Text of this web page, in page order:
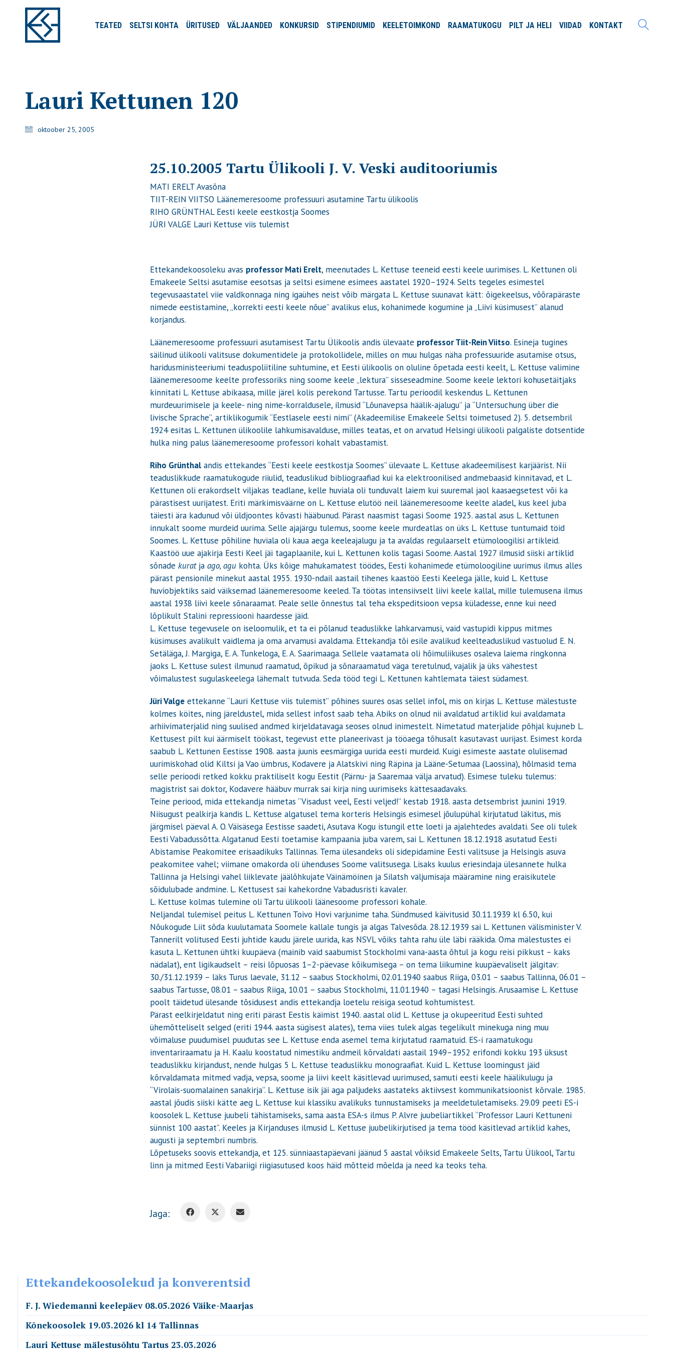
TEATED SELTSI KOHTA ÜRITUSED VÄLJAANDED KONKURSID STIPENDIUMID KEELETOIMKOND RAAMATUKOGU PILT JA HELI VIIDAD KONTAKT
Lauri Kettunen 120
oktoober 25, 2005
25.10.2005 Tartu Ülikooli J. V. Veski auditooriumis
MATI ERELT Avasõna
TIIT-REIN VIITSO Läänemeresoome professuuri asutamine Tartu ülikoolis
RIHO GRÜNTHAL Eesti keele eestkostja Soomes
JÜRI VALGE Lauri Kettuse viis tulemist
Ettekandekoosoleku avas professor Mati Erelt, meenutades L. Kettuse teeneid eesti keele uurimises. L. Kettunen oli
Emakeele Seltsi asutamise eesotsas ja seltsi esimene esimees aastatel 1920–1924. Selts tegeles esimestel
tegevusaastatel viie valdkonnaga ning igaühes neist võib märgata L. Kettuse suunavat kätt: õigekeelsus, võõrapäraste
nimede eestistamine, „korrekti eesti keele nõue” avalikus elus, kohanimede kogumine ja „Liivi küsimusest” alanud
korjandus.
Läänemeresoome professuuri asutamisest Tartu Ülikoolis andis ülevaate professor Tiit-Rein Viitso. Esineja tugines
säilinud ülikooli valitsuse dokumentidele ja protokollidele, milles on muu hulgas näha professuuride asutamise otsus,
haridusministeeriumi teaduspoliitiline suhtumine, et Eesti ülikoolis on oluline õpetada eesti keelt, L. Kettuse valimine
läänemeresoome keelte professoriks ning soome keele „lektura” sisseseadmine. Soome keele lektori kohusetäitjaks
kinnitati L. Kettuse abikaasa, mille järel kolis perekond Tartusse. Tartu perioodil keskendus L. Kettunen
murdeuurimisele ja keele- ning nime-korraldusele, ilmusid “Lõunavepsa häälik-ajalugu” ja “Untersuchung über die
livische Sprache”, artiklikogumik “Eestlasele eesti nimi” (Akadeemilise Emakeele Seltsi toimetused 2). 5. detsembril
1924 esitas L. Kettunen ülikoolile lahkumisavalduse, milles teatas, et on arvatud Helsingi ülikooli palgaliste dotsentide
hulka ning palus läänemeresoome professori kohalt vabastamist.
Riho Grünthalandis ettekandes “Eesti keele eestkostja Soomes” ülevaate L. Kettuse akadeemilisest karjäärist. Nii
teaduslikkude raamatukogude riiulid, teaduslikud bibliograafiad kui ka elektroonilised andmebaasid kinnitavad, et L.
Kettunen oli erakordselt viljakas teadlane, kelle huviala oli tunduvalt laiem kui suuremal jaol kaasaegsetest või ka
pärastisest uurijatest. Eriti märkimisväärne on L. Kettuse elutöö neil läänemeresoome keelte aladel, kus keel juba
täiesti ära kadunud või üldjoontes kõvasti hääbunud. Pärast naasmist tagasi Soome 1925. aastal asus L. Kettunen
innukalt soome murdeid uurima. Selle ajajärgu tulemus, soome keele murdeatlas on üks L. Kettuse tuntumaid töid
Soomes. L. Kettuse põhiline huviala oli kaua aega keeleajalugu ja ta avaldas regulaarselt etümoloogilisi artikleid.
Kaastöö uue ajakirja Eesti Keel jäi tagaplaanile, kui L. Kettunen kolis tagasi Soome. Aastal 1927 ilmusid siiski artiklid
sõnade kuratja ago, agukohta. Üks kõige mahukamatest töödes, Eesti kohanimede etümoloogiline uurimus ilmus alles
pärast pensionile minekut aastal 1955. 1930-ndail aastail tihenes kaastöö Eesti Keelega jälle, kuid L. Kettuse
huviobjektiks said väiksemad läänemeresoome keeled. Ta töötas intensiivselt liivi keele kallal, mille tulemusena ilmus
aastal 1938 liivi keele sõnaraamat. Peale selle õnnestus tal teha ekspeditsioon vepsa küladesse, enne kui need
lõplikult Stalini repressiooni haardesse jäid.
L. Kettuse tegevusele on iseloomulik, et ta ei põlanud teaduslikke lahkarvamusi, vaid vastupidi kippus mitmes
küsimuses avalikult vaidlema ja oma arvamusi avaldama. Ettekandja tõi esile avalikud keelteaduslikud vastuolud E. N.
Setäläga, J. Margiga, E. A. Tunkeloga, E. A. Saarimaaga. Sellele vaatamata oli hõimuliikuses osaleva laiema ringkonna
jaoks L. Kettuse sulest ilmunud raamatud, õpikud ja sõnaraamatud väga teretulnud, vajalik ja üks vähestest
võimalustest sugulaskeelega lähemalt tutvuda. Seda tööd tegi L. Kettunen kahtlemata täiest südamest.
Jüri Valgeettekanne “Lauri Kettuse viis tulemist” põhines suures osas sellel infol, mis on kirjas L. Kettuse mälestuste
kolmes köites, ning järeldustel, mida sellest infost saab teha. Abiks on olnud nii avaldatud artiklid kui avaldamata
arhiivimaterjalid ning suulised andmed kirjeldatavaga seoses olnud inimestelt. Nimetatud materjalide põhjal kujuneb L.
Kettusest pilt kui äärmiselt töökast, tegevust ette planeerivast ja tööaega tõhusalt kasutavast uurijast. Esimest korda
saabub L. Kettunen Eestisse 1908. aasta juunis eesmärgiga uurida eesti murdeid. Kuigi esimeste aastate olulisemad
uurimiskohad olid Kiltsi ja Vao ümbrus, Kodavere ja Alatskivi ning Räpina ja Lääne-Setumaa (Laossina), hõlmasid tema
selle perioodi retked kokku praktiliselt kogu Eestit (Pärnu- ja Saaremaa välja arvatud). Esimese tuleku tulemus:
magistrist sai doktor, Kodavere hääbuv murrak sai kirja ning uurimiseks kättesaadavaks.
Teine periood, mida ettekandja nimetas “Visadust veel, Eesti veljed!” kestab 1918. aasta detsembrist juunini 1919.
Niisugust pealkirja kandis L. Kettuse algatusel tema korteris Helsingis esimesel jõulupühal kirjutatud läkitus, mis
järgmisel päeval A. O. Väisäsega Eestisse saadeti, Asutava Kogu istungil ette loeti ja ajalehtedes avaldati. See oli tulek
Eesti Vabadussõtta. Algatanud Eesti toetamise kampaania juba varem, sai L. Kettunen 18.12.1918 asutatud Eesti
Abistamise Peakomitee erisaadikuks Tallinnas. Tema ülesandeks oli sidepidamine Eesti valitsuse ja Helsingis asuva
peakomitee vahel; viimane omakorda oli ühenduses Soome valitsusega. Lisaks kuulus eriesindaja ülesannete hulka
Tallinna ja Helsingi vahel liiklevate jäälõhkujate Väinämöinen ja Silatsh väljumisaja määramine ning eraisikutele
sõidulubade andmine. L. Kettusest sai kahekordne Vabadusristi kavaler.
L. Kettuse kolmas tulemine oli Tartu ülikooli läänesoome professori kohale.
Neljandal tulemisel peitus L. Kettunen Toivo Hovi varjunime taha. Sündmused käivitusid 30.11.1939 kl 6.50, kui
Nõukogude Liit sõda kuulutamata Soomele kallale tungis ja algas Talvesõda. 28.12.1939 sai L. Kettunen välisminister V.
Tannerilt volitused Eesti juhtide kaudu järele uurida, kas NSVL võiks tahta rahu üle läbi rääkida. Oma mälestustes ei
kasuta L. Kettunen ühtki kuupäeva (mainib vaid saabumist Stockholmi vana-aasta õhtul ja kogu reisi pikkust – kaks
nädalat), ent ligikaudselt – reisi lõpuosas 1–2-päevase kõikumisega – on tema liikumine kuupäevaliselt jälgitav:
30./31.12.1939 – läks Turus laevale, 31.12 – saabus Stockholmi, 02.01.1940 saabus Riiga, 03.01 – saabus Tallinna, 06.01 –
saabus Tartusse, 08.01 – saabus Riiga, 10.01 – saabus Stockholmi, 11.01.1940 – tagasi Helsingis. Arusaamise L. Kettuse
poolt täidetud ülesande tõsidusest andis ettekandja loetelu reisiga seotud kohtumistest.
Pärast eelkirjeldatut ning eriti pärast Eestis käimist 1940. aastal olid L. Kettuse ja okupeeritud Eesti suhted
ühemõtteliselt selged (eriti 1944. aasta sügisest alates), tema viies tulek algas tegelikult minekuga ning muu
võimaluse puudumisel puudutas see L. Kettuse enda asemel tema kirjutatud raamatuid. ES-i raamatukogu
inventariraamatu ja H. Kaalu koostatud nimestiku andmeil kõrvaldati aastail 1949–1952 erifondi kokku 193 üksust
teaduslikku kirjandust, nende hulgas 5 L. Kettuse teaduslikku monograafiat. Kuid L. Kettuse loomingust jäid
kõrvaldamata mitmed vadja, vepsa, soome ja liivi keelt käsitlevad uurimused, samuti eesti keele häälikulugu ja
“Virolais-suomalainen sanakirja”. L. Kettuse isik jäi aga paljudeks aastateks aktiivsest kommunikatsioonist kõrvale. 1985.
aastal jõudis siiski kätte aeg L. Kettuse kui klassiku avalikuks tunnustamiseks ja meeldetuletamiseks. 29.09 peeti ES-i
koosolek L. Kettuse juubeli tähistamiseks, sama aasta ESA-s ilmus P. Alvre juubeliartikkel “Professor Lauri Kettuneni
sünnist 100 aastat”. Keeles ja Kirjanduses ilmusid L. Kettuse juubelikirjutised ja tema tööd käsitlevad artiklid kahes,
augusti ja septembri numbris.
Lõpetuseks soovis ettekandja, et 125. sünniaastapäevani jäänud 5 aastal võiksid Emakeele Selts, Tartu Ülikool, Tartu
linn ja mitmed Eesti Vabariigi riigiasutused koos häid mõtteid mõelda ja need ka teoks teha.
Jaga:
Ettekandekoosolekud ja konverentsid
F. J. Wiedemanni keelepäev 08.05.2026 Väike-Maarjas
Kõnekoosolek 19.03.2026 kl 14 Tallinnas
Lauri Kettuse mälestusõhtu Tartus 23.03.2026